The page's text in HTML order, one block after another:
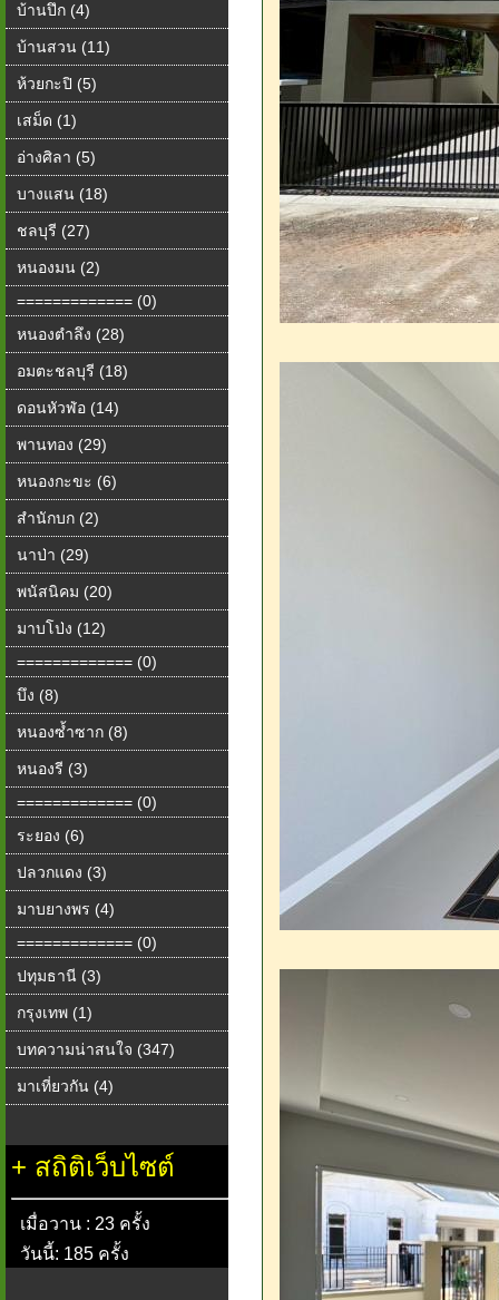
บ้านปึก (4)
บ้านสวน (11)
ห้วยกะปิ (5)
เสม็ด (1)
อ่างศิลา (5)
บางแสน (18)
ชลบุรี (27)
หนองมน (2)
============= (0)
หนองตำลึง (28)
อมตะชลบุรี (18)
ดอนหัวฬ่อ (14)
พานทอง (29)
หนองกะขะ (6)
สำนักบก (2)
นาป่า (29)
พนัสนิคม (20)
มาบโป่ง (12)
============= (0)
บึง (8)
หนองซ้ำซาก (8)
หนองรี (3)
============= (0)
ระยอง (6)
ปลวกแดง (3)
มาบยางพร (4)
============= (0)
ปทุมธานี (3)
กรุงเทพ (1)
บทความน่าสนใจ (347)
มาเที่ยวกัน (4)
+ สถิติเว็บไซต์
เมื่อวาน : 23 ครั้ง
วันนี้: 185 ครั้ง